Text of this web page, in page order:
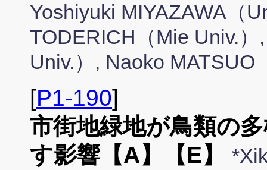
Yoshiyuki MIYAZAWA（
TODERICH（Mie Univ.
Univ.）, Naoko MATSUO
[P1-190]
市街地緑地が鳥類の
す影響【A】【E】